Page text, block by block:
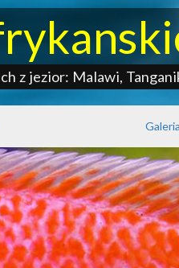
z jezior: Malawi,
Galeria